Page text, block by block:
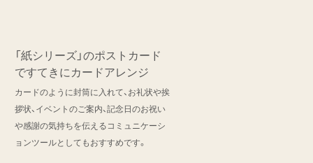
「紙シリーズ」のポストカード
ですてきにカードアレンジ
カードのように封筒に入れて、お礼状や挨
拶状、イベントのご案内、記念日のお祝い
や感謝の気持ちを伝えるコミュニケーシ
ョンツールとしてもおすすめです。